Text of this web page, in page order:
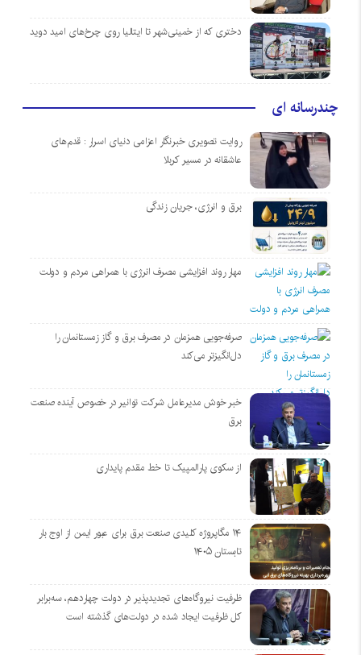
دختری که از خمینی‌شهر تا ایتالیا روی چرخ‌های امید دوید
چندرسانه ای
روایت تصویری خبرنگار اعزامی دنیای اسرار : قدم‌های
عاشقانه در مسیر کربلا
برق و انرژی، جریان زندگی
مهار روند افزایشی مصرف انرژی با همراهی مردم و دولت
صرفه‌جویی همزمان در مصرف برق و گاز زمستانمان را
دل‌انگیزتر می‌کند
خبر خوش مدیرعامل شرکت توانیر در خصوص آینده صنعت
برق
از سکوی پارالمپیک تا خط مقدم پایداری
۱۴ مگاپروژه‌ کلیدی صنعت برق برای عبور ایمن از اوج بار
تابستان ۱۴۰۵
ظرفیت نیروگاه‌های تجدیدپذیر در دولت چهاردهم، سه‌برابر
کل ظرفیت ایجاد شده در دولت‌های گذشته است